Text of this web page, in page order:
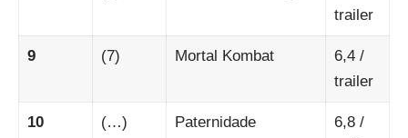
trailer
9 (7) Mortal Kombat 6,4/
trailer
10 (…) Paternidade 6,8/